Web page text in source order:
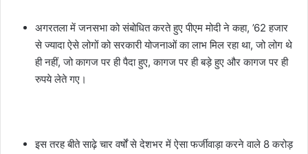
अगरतला में जनसभा को संबोधित करते हुए पीएम मोदी ने कहा, ’62 हजार
से ज्यादा ऐसे लोगों को सरकारी योजनाओं का लाभ मिल रहा था, जो लोग थे
ही नहीं, जो कागज पर ही पैदा हुए, कागज पर ही बड़े हुए और कागज पर ही
रुपये लेते गए।
इस तरह बीते साढ़े चार वर्षों से देशभर में ऐसा फर्जीवाड़ा करने वाले 8 करोड़